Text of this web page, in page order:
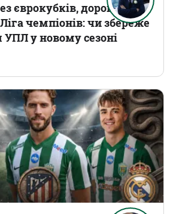
єврокубків, дорогі
чемпіонів: чи збереже
у новому сезоні